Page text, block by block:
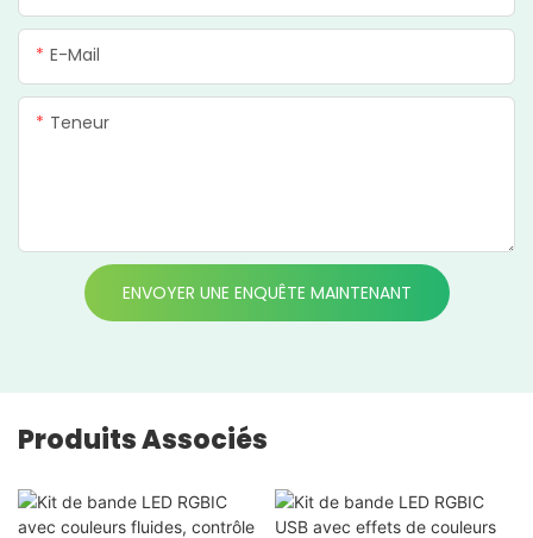
E-Mail
Teneur
ENVOYER UNE ENQUÊTE MAINTENANT
Produits Associés